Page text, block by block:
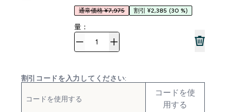
通常価格 ¥7,975 割引 ¥2,385 (30 %)
量：
割引コードを入力してください:
コードを使
用する